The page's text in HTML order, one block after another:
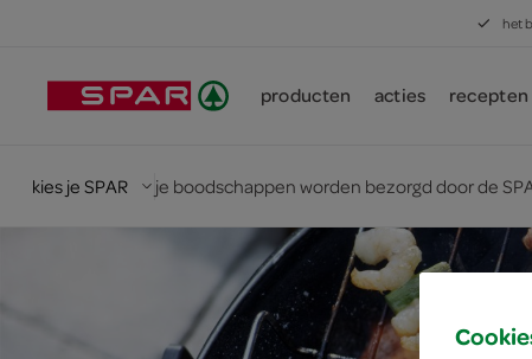
het
producten acties recepten
kies je SPAR je boodschappen worden bezorgd door de